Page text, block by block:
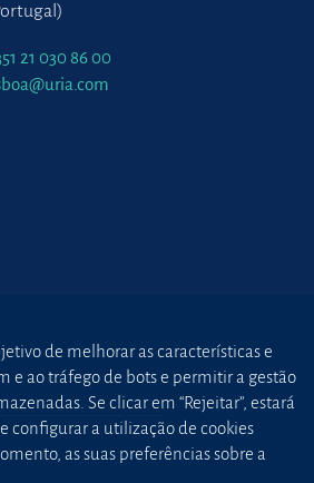
21 030 86 00
de melhorar as características e
e ao tráfego de bots e permitir a gestão
Se clicar em “Rejeitar”, estará
configurar a utilização de cookies
as suas preferências sobre a